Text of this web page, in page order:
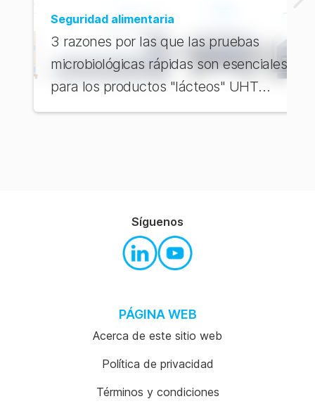
Seguridad alimentaria
3 razones por las que las pruebas
microbiológicas rápidas son esenciales
para los productos "lácteos" UHT
frente a los ESL
PÁGINA WEB
Acerca de este sitio web
Política de privacidad
Términos y condiciones
Síguenos